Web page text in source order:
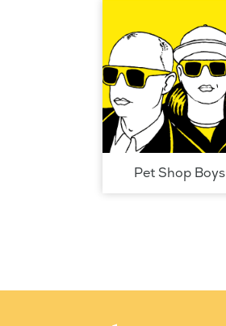
Pet Shop Boys